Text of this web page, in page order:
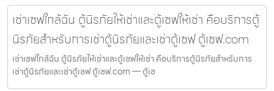
เช่าเซฟใกล้ฉัน ตู้นิรภัยให้เช่าและตู้เซฟให้เช่า คือบริการตู้
นิรภัยสำหรับการเช่าตู้นิรภัยและเช่าตู้เซฟ ตู้เซฟ.com
เช่าเซฟใกล้ฉัน ตู้นิรภัยให้เช่าและตู้เซฟให้เช่า คือบริการตู้นิรภัยสำหรับการ
เช่าตู้นิรภัยและเช่าตู้เซฟ ตู้เซฟ.com — ตู้เซ